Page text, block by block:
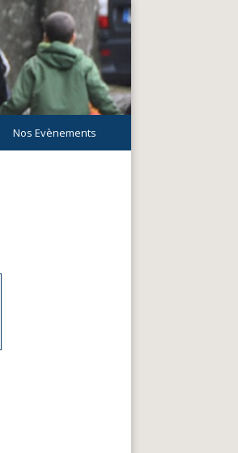
Nos Evènements